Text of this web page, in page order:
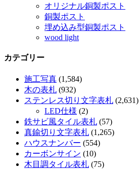
オリジナル銅製ポスト
銅製ポスト
埋め込み型銅製ポスト
wood light
カテゴリー
施工写真 (1,584)
木の表札 (932)
ステンレス切り文字表札 (2,631)
LED仕様 (2)
鉄サビ風タイル表札 (57)
真鍮切り文字表札 (1,265)
ハウスナンバー (554)
カーボンサイン (10)
木目調タイル表札 (75)